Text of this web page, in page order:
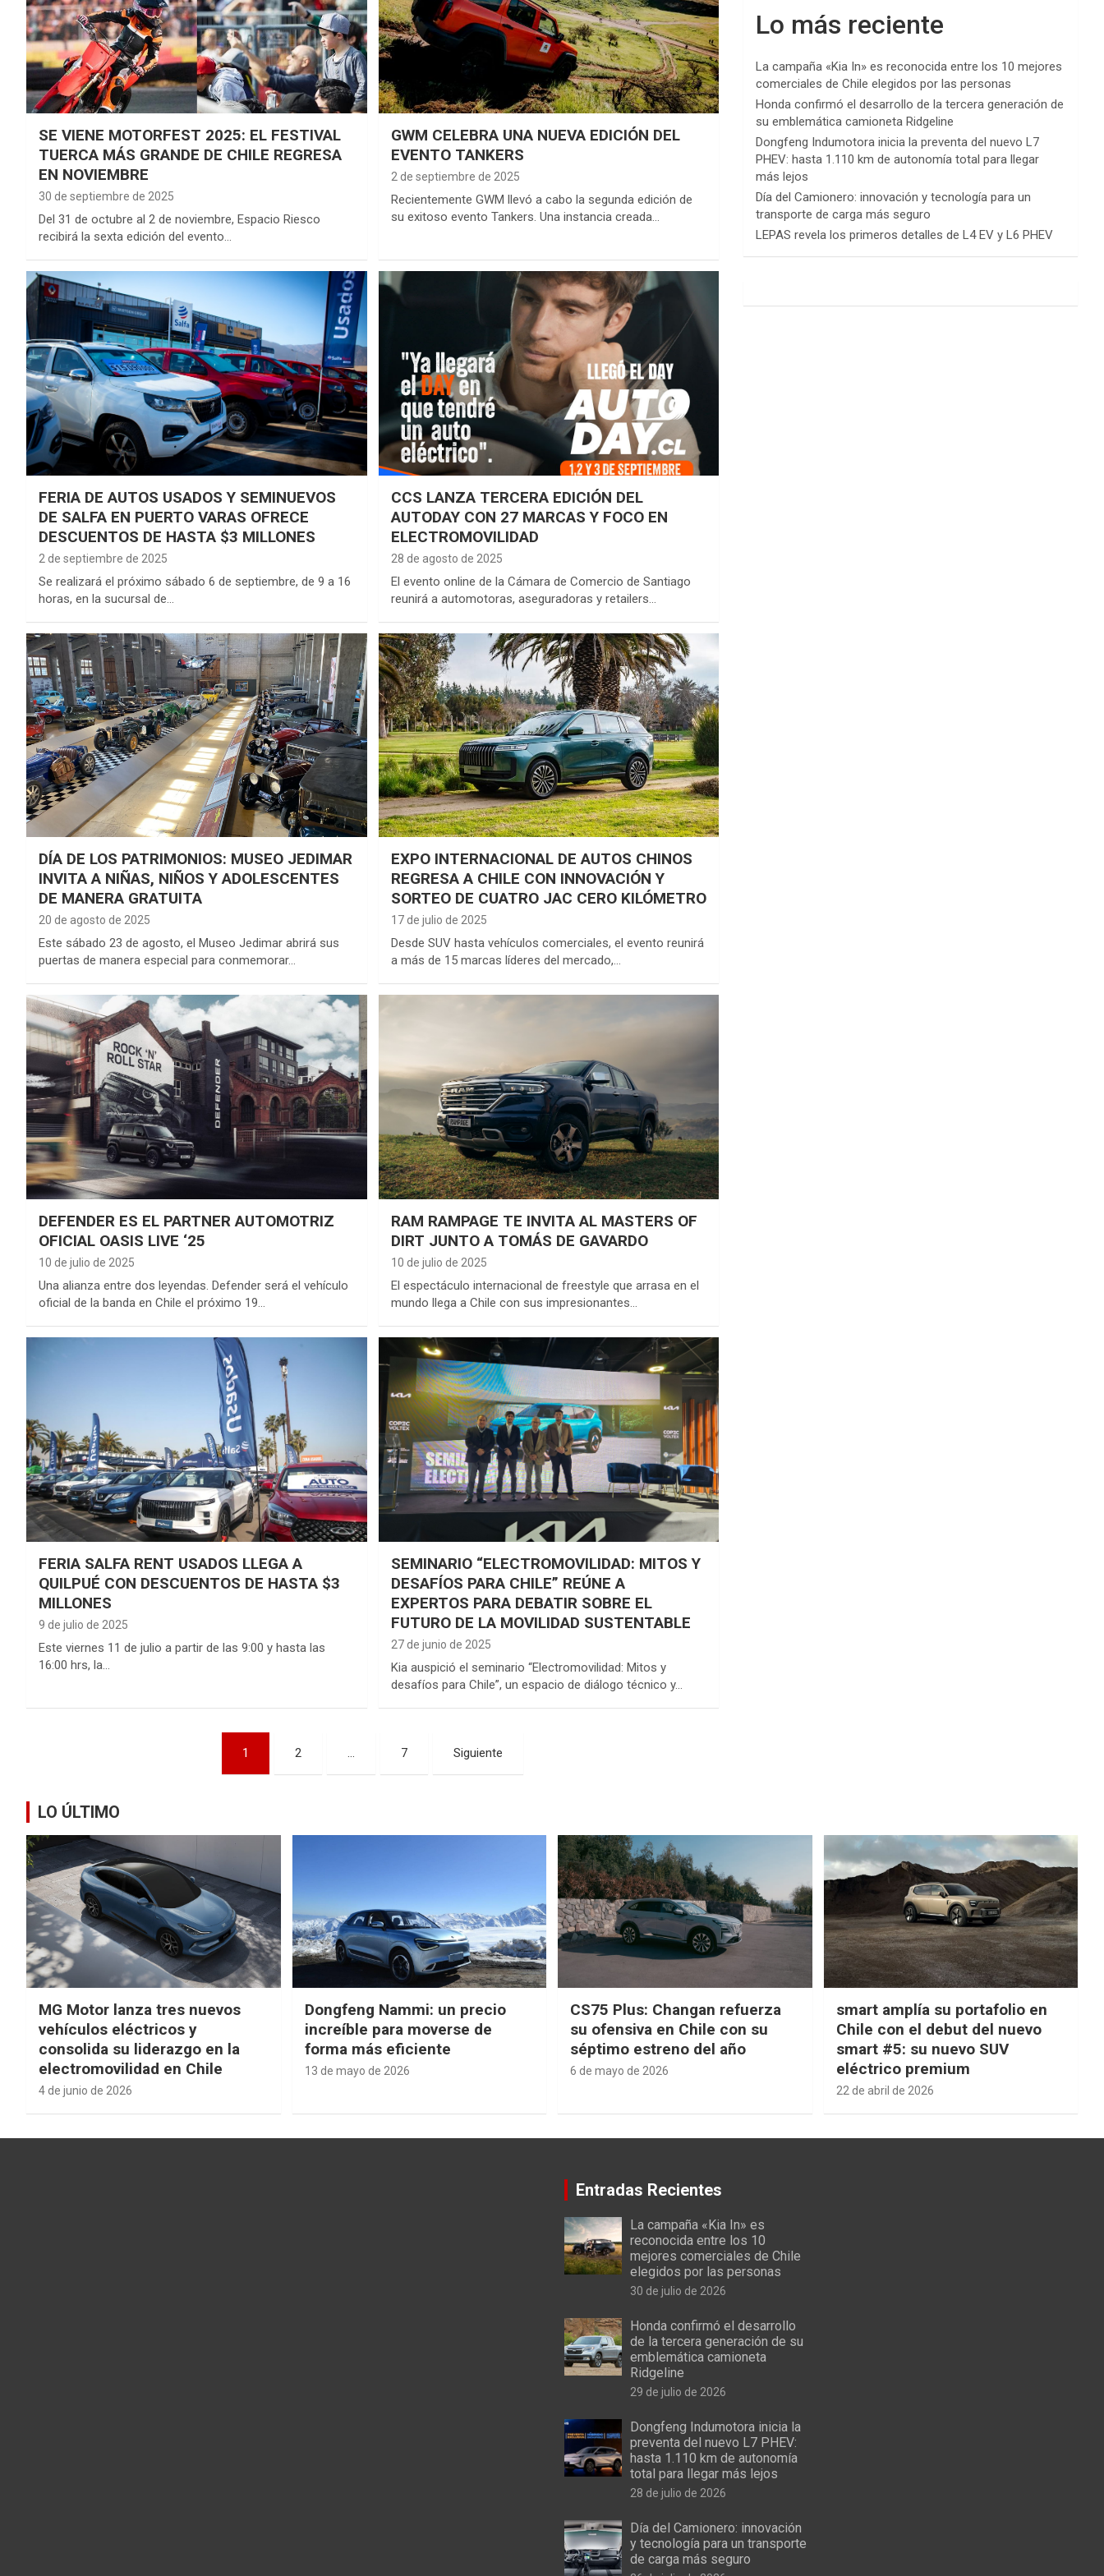
SE VIENE MOTORFEST 2025: EL FESTIVAL
TUERCA MÁS GRANDE DE CHILE REGRESA
EN NOVIEMBRE
30 de septiembre de 2025
Del 31 de octubre al 2 de noviembre, Espacio Riesco
recibirá la sexta edición del evento…
GWM CELEBRA UNA NUEVA EDICIÓN DEL
EVENTO TANKERS
2 de septiembre de 2025
Recientemente GWM llevó a cabo la segunda edición de
su exitoso evento Tankers. Una instancia creada…
FERIA DE AUTOS USADOS Y SEMINUEVOS
DE SALFA EN PUERTO VARAS OFRECE
DESCUENTOS DE HASTA $3 MILLONES
2 de septiembre de 2025
Se realizará el próximo sábado 6 de septiembre, de 9 a 16
horas, en la sucursal de…
CCS LANZA TERCERA EDICIÓN DEL
AUTODAY CON 27 MARCAS Y FOCO EN
ELECTROMOVILIDAD
28 de agosto de 2025
El evento online de la Cámara de Comercio de Santiago
reunirá a automotoras, aseguradoras y retailers…
DÍA DE LOS PATRIMONIOS: MUSEO JEDIMAR
INVITA A NIÑAS, NIÑOS Y ADOLESCENTES
DE MANERA GRATUITA
20 de agosto de 2025
Este sábado 23 de agosto, el Museo Jedimar abrirá sus
puertas de manera especial para conmemorar…
EXPO INTERNACIONAL DE AUTOS CHINOS
REGRESA A CHILE CON INNOVACIÓN Y
SORTEO DE CUATRO JAC CERO KILÓMETRO
17 de julio de 2025
Desde SUV hasta vehículos comerciales, el evento reunirá
a más de 15 marcas líderes del mercado,…
DEFENDER ES EL PARTNER AUTOMOTRIZ
OFICIAL OASIS LIVE ‘25
10 de julio de 2025
Una alianza entre dos leyendas. Defender será el vehículo
oficial de la banda en Chile el próximo 19…
RAM RAMPAGE TE INVITA AL MASTERS OF
DIRT JUNTO A TOMÁS DE GAVARDO
10 de julio de 2025
El espectáculo internacional de freestyle que arrasa en el
mundo llega a Chile con sus impresionantes…
FERIA SALFA RENT USADOS LLEGA A
QUILPUÉ CON DESCUENTOS DE HASTA $3
MILLONES
9 de julio de 2025
Este viernes 11 de julio a partir de las 9:00 y hasta las
16:00 hrs, la…
SEMINARIO “ELECTROMOVILIDAD: MITOS Y
DESAFÍOS PARA CHILE” REÚNE A
EXPERTOS PARA DEBATIR SOBRE EL
FUTURO DE LA MOVILIDAD SUSTENTABLE
27 de junio de 2025
Kia auspició el seminario “Electromovilidad: Mitos y
desafíos para Chile”, un espacio de diálogo técnico y…
entradas
1 2 … 7 Siguiente
Lo más reciente
La campaña «Kia In» es reconocida entre los 10 mejores
comerciales de Chile elegidos por las personas
Honda confirmó el desarrollo de la tercera generación de
su emblemática camioneta Ridgeline
Dongfeng Indumotora inicia la preventa del nuevo L7
PHEV: hasta 1.110 km de autonomía total para llegar
más lejos
Día del Camionero: innovación y tecnología para un
transporte de carga más seguro
LEPAS revela los primeros detalles de L4 EV y L6 PHEV
LO ÚLTIMO
MG Motor lanza tres nuevos
vehículos eléctricos y
consolida su liderazgo en la
electromovilidad en Chile
4 de junio de 2026
Dongfeng Nammi: un precio
increíble para moverse de
forma más eficiente
13 de mayo de 2026
CS75 Plus: Changan refuerza
su ofensiva en Chile con su
séptimo estreno del año
6 de mayo de 2026
smart amplía su portafolio en
Chile con el debut del nuevo
smart #5: su nuevo SUV
eléctrico premium
22 de abril de 2026
Entradas Recientes
La campaña «Kia In» es
reconocida entre los 10
mejores comerciales de Chile
elegidos por las personas
30 de julio de 2026
Honda confirmó el desarrollo
de la tercera generación de su
emblemática camioneta
Ridgeline
29 de julio de 2026
Dongfeng Indumotora inicia la
preventa del nuevo L7 PHEV:
hasta 1.110 km de autonomía
total para llegar más lejos
28 de julio de 2026
Día del Camionero: innovación
y tecnología para un transporte
de carga más seguro